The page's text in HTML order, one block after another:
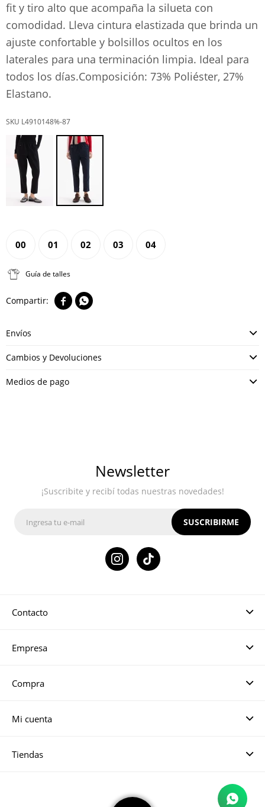
fit y tiro alto que acompaña la silueta con
comodidad. Lleva cintura elastizada que brinda un
ajuste confortable y bolsillos ocultos en los
laterales para una terminación limpia. Ideal para
todos los días.Composición: 73% Poliéster, 27%
Elastano.
L4910148%-87
00 01 02 03 04
Guía de talles
 
Envíos
Cambios y Devoluciones
Medios de pago
Contacto
Empresa
Compra
Mi cuenta
Tiendas
Newsletter
¡Suscribite y recibí todas nuestras novedades!
SUSCRIBIRME
